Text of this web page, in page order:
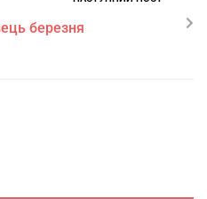
березня